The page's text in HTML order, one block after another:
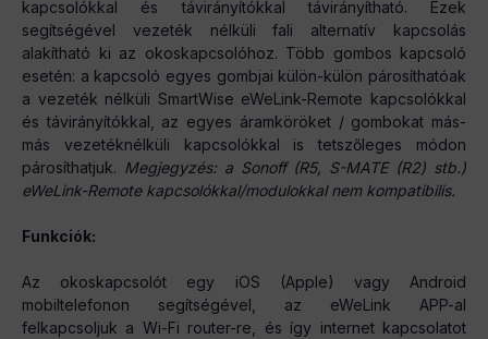
kapcsolókkal és távirányítókkal távirányítható. Ezek
segítségével vezeték nélküli fali alternatív kapcsolás
alakítható ki az okoskapcsolóhoz. Több gombos kapcsoló
esetén: a kapcsoló egyes gombjai külön-külön párosíthatóak
a vezeték nélküli SmartWise eWeLink-Remote kapcsolókkal
és távirányítókkal, az egyes áramköröket / gombokat más-
más vezetéknélküli kapcsolókkal is tetszőleges módon
párosíthatjuk. Megjegyzés: a Sonoff (R5, S-MATE (R2) stb.)
eWeLink-Remote kapcsolókkal/modulokkal nem kompatibilis.
Funkciók:
Az okoskapcsolót egy iOS (Apple) vagy Android
mobiltelefonon segítségével, az eWeLink APP-al
felkapcsoljuk a Wi-Fi router-re, és így internet kapcsolatot